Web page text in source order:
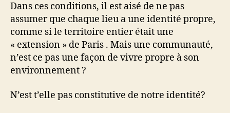
Dans ces conditions, il est aisé de ne pas
assumer que chaque lieu a une identité propre,
comme si le territoire entier était une
« extension » de Paris . Mais une communauté,
n’est ce pas une façon de vivre propre à son
environnement ?
N’est t’elle pas constitutive de notre identité?